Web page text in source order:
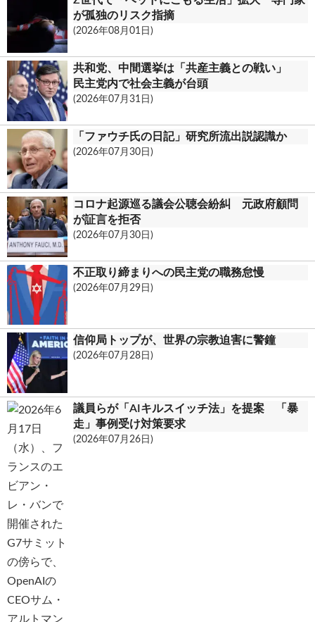
が孤独のリスク指摘
(2026年08月01日)
共和党、中間選挙は「共産主義との戦い」
民主党内で社会主義が台頭
(2026年07月31日)
「ファウチ氏の日記」研究所流出説認識か
(2026年07月30日)
コロナ起源巡る議会公聴会紛糾 元政府顧問
が証言を拒否
(2026年07月30日)
不正取り締まりへの民主党の職務怠慢
(2026年07月29日)
信仰局トップが、世界の宗教迫害に警鐘
(2026年07月28日)
議員らが「AIキルスイッチ法」を提案 「暴
走」事例受け対策要求
(2026年07月26日)